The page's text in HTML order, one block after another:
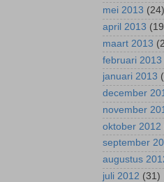
mei 2013 (24)
april 2013
maart 2013
februari 2013
januari 2013
december
november
oktober 2012
september
augustus
juli 2012 (31)